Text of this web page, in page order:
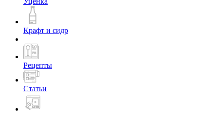
Крафт и сидр
Рецепты
Статьи